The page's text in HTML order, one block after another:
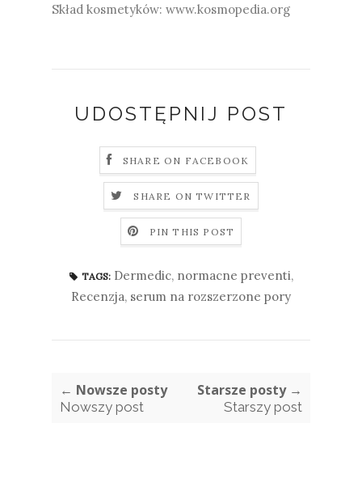
Skład kosmetyków: www.kosmopedia.org
UDOSTĘPNIJ POST
SHARE ON FACEBOOK
SHARE ON TWITTER
PIN THIS POST
TAGS: Dermedic, normacne preventi,
Recenzja, serum na rozszerzone pory
← Nowsze posty
Nowszy post
Starsze posty →
Starszy post